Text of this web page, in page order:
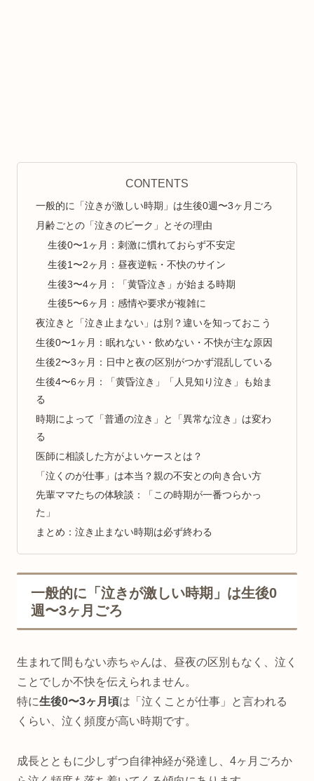
CONTENTS
一般的に「泣きが激しい時期」は生後0週〜3ヶ月ごろ
月齢ごとの「泣きのピーク」とその理由
生後0〜1ヶ月：刺激に慣れておらず不安定
生後1〜2ヶ月：昼夜逆転・不快のサイン
生後3〜4ヶ月：「黄昏泣き」が始まる時期
生後5〜6ヶ月：感情や要求が複雑に
夜泣きと「泣き止まない」は別？違いを知っておこう
生後0〜1ヶ月：眠れない・飲めない・不快が主な原因
生後2〜3ヶ月：日中と夜の区別がつかず混乱している
生後4〜6ヶ月：「黄昏泣き」「人見知り泣き」も始ま
る
時期によって「普通の泣き」と「異常な泣き」は変わ
る
医師に相談した方がよいケースとは？
「泣くのが仕事」は本当？親の不安との向き合い方
先輩ママたちの体験談：「この時期が一番つらかっ
た」
まとめ：泣き止まない時期は必ず終わる
一般的に「泣きが激しい時期」は生後0
週〜3ヶ月ごろ
生まれて間もない赤ちゃんは、昼夜の区別もなく、泣く
ことでしか不快を伝えられません。
特に生後0〜3ヶ月頃は「泣くことが仕事」と言われる
くらい、泣く頻度が高い時期です。
成長とともに少しずつ自律神経が発達し、4ヶ月ごろか